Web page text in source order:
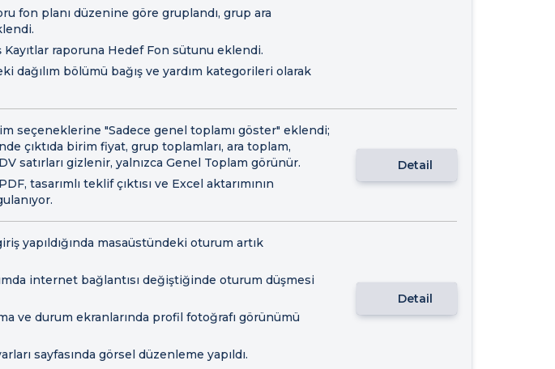
fon planı düzenine göre gruplandı, grup ara
Kayıtlar raporuna Hedef Fon sütunu eklendi.
dağılım bölümü bağış ve yardım kategorileri olarak
seçeneklerine "Sadece genel toplamı göster" eklendi;
çıktıda birim fiyat, grup toplamları, ara toplam,
satırları gizlenir, yalnızca Genel Toplam görünür.
tasarımlı teklif çıktısı ve Excel aktarımının
Detail
yapıldığında masaüstündeki oturum artık
internet bağlantısı değiştiğinde oturum düşmesi
ve durum ekranlarında profil fotoğrafı görünümü
sayfasında görsel düzenleme yapıldı.
Detail